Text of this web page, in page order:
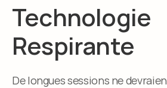
Technologie
Respirante
De longues sessions ne